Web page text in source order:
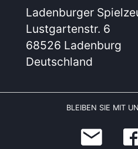
Ladenburger
Lustgartenstr. 6
68526 Ladenburg
Deutschland
BLEIBEN SIE MIT